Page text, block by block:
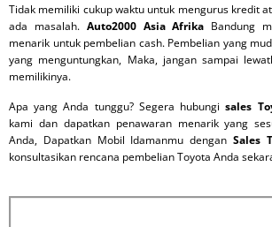
Tidak memiliki cukup waktu untuk mengurus kredit
ada masalah. Auto2000 Asia Afrika Bandung
menarik untuk pembelian cash. Pembelian yang
yang menguntungkan, Maka, jangan sampai
memilikinya.
Apa yang Anda tunggu? Segera hubungisales
kami dan dapatkan penawaran menarik yang
Anda, Dapatkan Mobil Idamanmu dengan Sales
konsultasikan rencana pembelian Toyota Anda